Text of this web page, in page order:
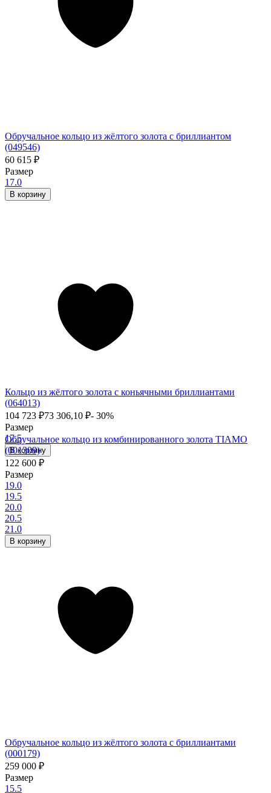
Кольцо из жёлтого золота с коньячными бриллиантами
(064013)
104 723 ₽73 306,10 ₽- 30%
Размер
17.5
В корзину
Обручальное кольцо из жёлтого золота с бриллиантом
(049546)
60 615 ₽
Размер
17.0
В корзину
Обручальное кольцо из комбинированного золота TIAMO
(001309)
122 600 ₽
Размер
19.0
19.5
20.0
20.5
21.0
В корзину
Обручальное кольцо из жёлтого золота с бриллиантами
(000179)
259 000 ₽
Размер
15.5